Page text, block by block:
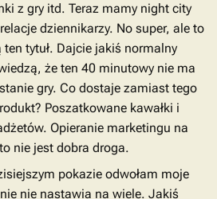
z gry itd. Teraz mamy night city
dziennikarzy. No super, ale to
tytuł. Dajcie jakiś normalny
że ten 40 minutowy nie ma
gry. Co dostaje zamiast tego
Poszatkowane kawałki i
Opieranie marketingu na
nie jest dobra droga.
pokazie odwołam moje
nie nastawia na wiele. Jakiś